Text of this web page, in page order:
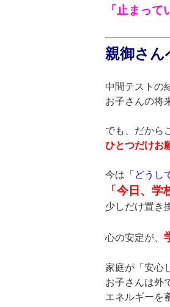
「止まっ
親御さ
中間テストの
お子さんの将
でも、だから
ひとつだけお
今は 「どうし
「今日、学
少しだけ置き
心の安定が、
家庭が「安心
お子さんは外
エネルギーを